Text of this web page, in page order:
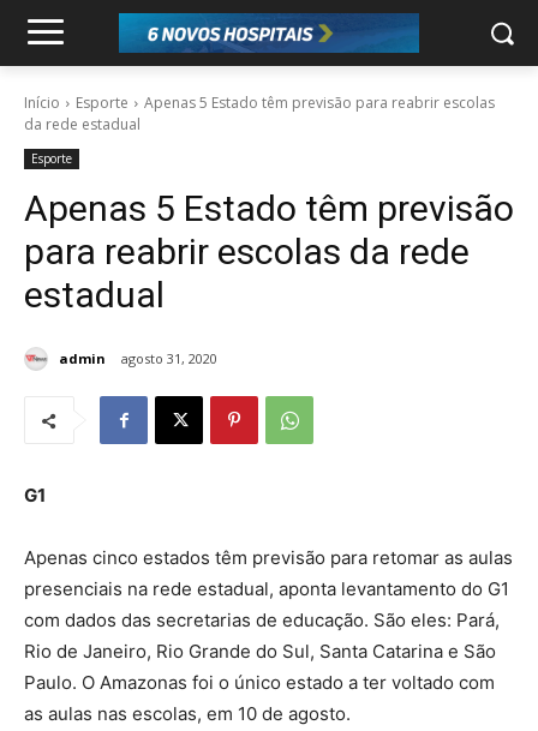
Início Esporte
Apenas 5 Estado têm previsão para reabrir escolas
da rede estadual
Esporte
Apenas 5 Estado têm previsão
para reabrir escolas da rede
estadual
admin agosto 31, 2020
G1
Apenas cinco estados têm previsão para retomar as aulas
presenciais na rede estadual, aponta levantamento do G1
com dados das secretarias de educação. São eles: Pará,
Rio de Janeiro, Rio Grande do Sul, Santa Catarina e São
Paulo. O Amazonas foi o único estado a ter voltado com
as aulas nas escolas, em 10 de agosto.